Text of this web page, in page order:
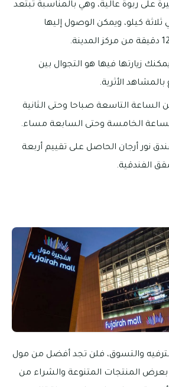
على ربوة عالية، وهي بالمناسبة تبتعد
كيلو، ويمكن الوصول إليها
زيارتها فيها هو التجوال بين
الأثرية.
الساعة التاسعة صباحا وحتى الثانية
الخامسة وحتى السابعة مساء.
نور أرجان الحاصل على تقييم أربعة
الفندقية.
والتسوق، فلن تجد أفضل من مول
بعرض المنتجات المتنوعة والشراء من